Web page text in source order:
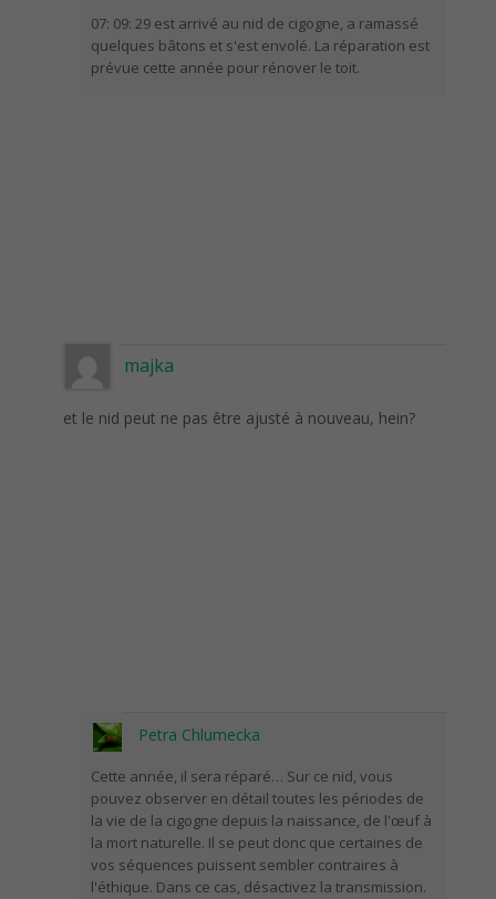
07: 09: 29 est arrivé au nid de cigogne, a ramassé
quelques bâtons et s'est envolé. La réparation est
prévue cette année pour rénover le toit.
majka
et le nid peut ne pas être ajusté à nouveau, hein?
Petra Chlumecka
Cette année, il sera réparé… Sur ce nid, vous
pouvez observer en détail toutes les périodes de
la vie de la cigogne depuis la naissance, de l'œuf à
la mort naturelle. Il se peut donc que certaines de
vos séquences puissent sembler contraires à
l'éthique. Dans ce cas, désactivez la transmission.